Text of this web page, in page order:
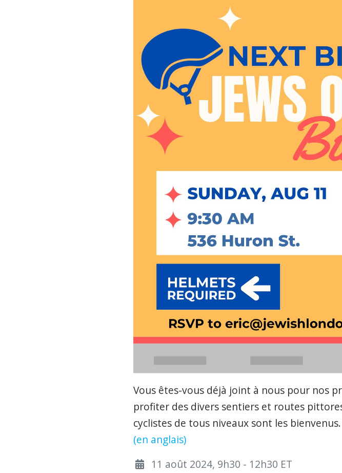
Vous êtes-vous déjà joint à nous pour nos
profiter des divers sentiers et routes
cyclistes de tous niveaux sont les
(en anglais)
11 août 2024, 9h30 - 12h30 ET